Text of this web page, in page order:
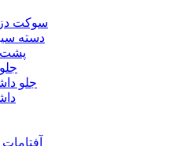
سوکت
دسته
پشت
جلو
آفتامات